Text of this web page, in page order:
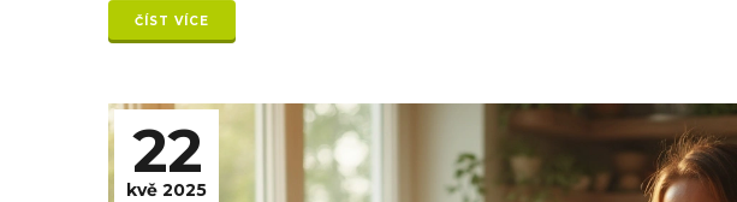
ČÍST VÍCE
22
kvě 2025